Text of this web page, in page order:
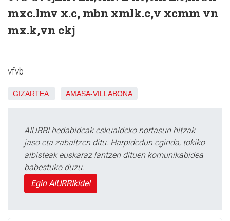
mxc.lmv x.c, mbn xmlk.c,v xcmm vn
mx.k,vn ckj
vfvb
GIZARTEA AMASA-VILLABONA
AIURRI hedabideak eskualdeko nortasun hitzak
jaso eta zabaltzen ditu. Harpidedun eginda, tokiko
albisteak euskaraz lantzen dituen komunikabidea
babestuko duzu.
Egin AIURRIkide!